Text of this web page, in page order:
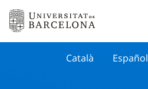
Català Español